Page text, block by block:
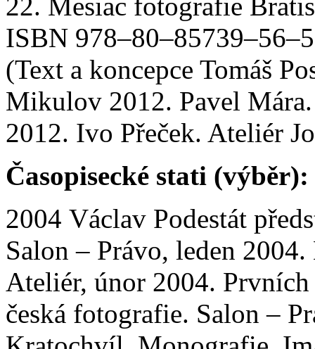
ISBN
(Text a koncepce Tomáš
Mikulov 2012. Pavel
2012. Ivo Přeček. Ateliér
Časopisecké stati (výběr):
2004 Václav Podestát
Salon – Právo, leden
Ateliér, únor 2004.
česká fotografie. Salon –